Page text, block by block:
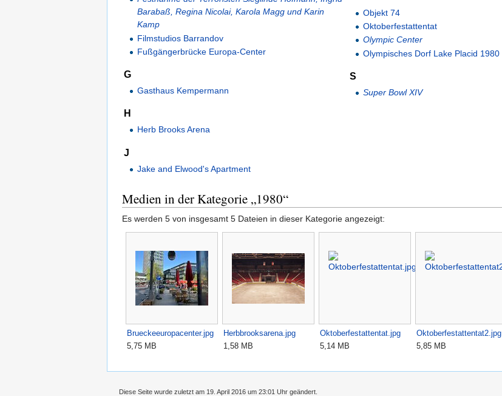
Barabaß, Regina Nicolai, Karola Magg und Karin
Kamp
Filmstudios Barrandov
Fußgängerbrücke Europa-Center
G
Gasthaus Kempermann
H
Herb Brooks Arena
J
Jake and Elwood's Apartment
Objekt 74
Oktoberfestattentat
Olympic Center
Olympisches Dorf Lake Placid 1980
S
Super Bowl XIV
Medien in der Kategorie „1980“
Es werden 5 von insgesamt 5 Dateien in dieser Kategorie angezeigt:
Brueckeeuropacenter.jpg
5,75 MB
Herbbrooksarena.jpg
1,58 MB
Oktoberfestattentat.jpg
5,14 MB
Oktoberfestattentat2.jpg
5,85 MB
Diese Seite wurde zuletzt am 19. April 2016 um 23:01 Uhr geändert.